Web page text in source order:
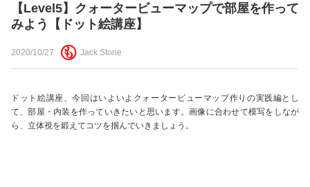
【Level5】クォータービューマップで部屋を作って
みよう【ドット絵講座】
2020/10/27 Jack Stone
ドット絵講座、今回はいよいよクォータービューマップ作りの実践編とし
て、部屋・内装を作っていきたいと思います。画像に合わせて模写をしなが
ら、立体視を鍛えてコツを掴んでいきましょう。